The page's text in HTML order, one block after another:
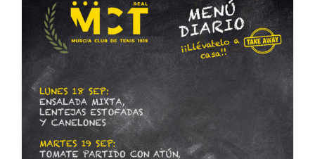
campeón
del
ITF
Egipto